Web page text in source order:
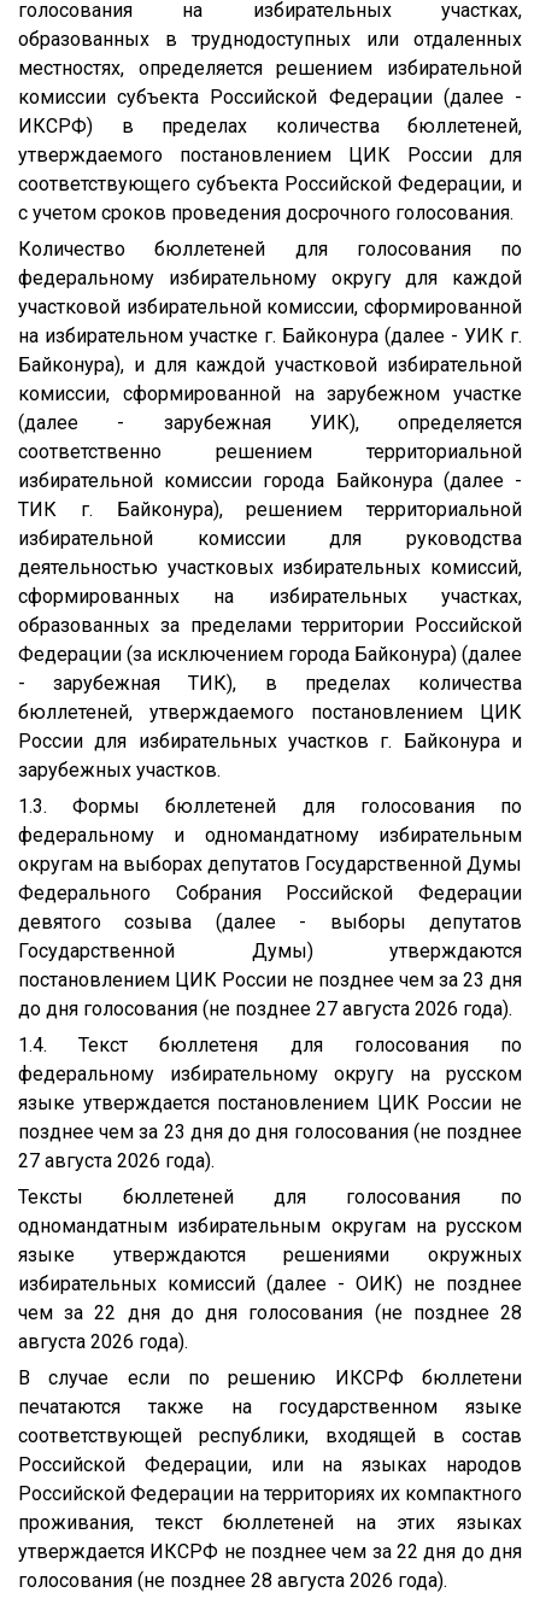
голосования на избирательных участках,
образованных в труднодоступных или отдаленных
местностях, определяется решением избирательной
комиссии субъекта Российской Федерации (далее -
ИКСРФ) в пределах количества бюллетеней,
утверждаемого постановлением ЦИК России для
соответствующего субъекта Российской Федерации, и
с учетом сроков проведения досрочного голосования.
Количество бюллетеней для голосования по
федеральному избирательному округу для каждой
участковой избирательной комиссии, сформированной
на избирательном участке г. Байконура (далее - УИК г.
Байконура), и для каждой участковой избирательной
комиссии, сформированной на зарубежном участке
(далее - зарубежная УИК), определяется
соответственно решением территориальной
избирательной комиссии города Байконура (далее -
ТИК г. Байконура), решением территориальной
избирательной комиссии для руководства
деятельностью участковых избирательных комиссий,
сформированных на избирательных участках,
образованных за пределами территории Российской
Федерации (за исключением города Байконура) (далее
- зарубежная ТИК), в пределах количества
бюллетеней, утверждаемого постановлением ЦИК
России для избирательных участков г. Байконура и
зарубежных участков.
1.3. Формы бюллетеней для голосования по
федеральному и одномандатному избирательным
округам на выборах депутатов Государственной Думы
Федерального Собрания Российской Федерации
девятого созыва (далее - выборы депутатов
Государственной Думы) утверждаются
постановлением ЦИК России не позднее чем за 23 дня
до дня голосования (не позднее 27 августа 2026 года).
1.4. Текст бюллетеня для голосования по
федеральному избирательному округу на русском
языке утверждается постановлением ЦИК России не
позднее чем за 23 дня до дня голосования (не позднее
27 августа 2026 года).
Тексты бюллетеней для голосования по
одномандатным избирательным округам на русском
языке утверждаются решениями окружных
избирательных комиссий (далее - ОИК) не позднее
чем за 22 дня до дня голосования (не позднее 28
августа 2026 года).
В случае если по решению ИКСРФ бюллетени
печатаются также на государственном языке
соответствующей республики, входящей в состав
Российской Федерации, или на языках народов
Российской Федерации на территориях их компактного
проживания, текст бюллетеней на этих языках
утверждается ИКСРФ не позднее чем за 22 дня до дня
голосования (не позднее 28 августа 2026 года).